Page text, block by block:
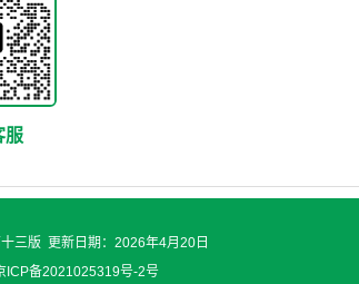
服
三版 更新日期：2026年4月20日
备2021025319号-2号